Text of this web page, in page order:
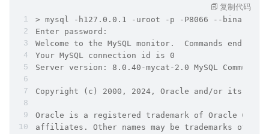
> mysql -h127.0.0.1 -uroot -p -
Enter password:
Welcome to the MySQL monitor.  Commands end
Your MySQL connection id is 0
Server version: 8.0.40-mycat-2.0 MySQL
Copyright (c) 2000, 2024, Oracle and/or its
Oracle is a registered trademark of Oracle
affiliates. Other names may be trademarks of
复制代码